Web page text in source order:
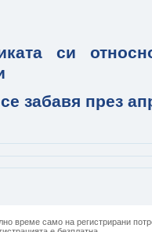
си
забавя през
време само на регистрирани